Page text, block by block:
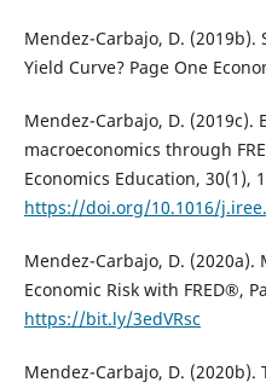
Mendez-Carbajo, D.
Yield Curve? Page One
Mendez-Carbajo, D.
macroeconomics through
Economics Education, 30(1),
https://doi.org/10.1016/
Mendez-Carbajo, D.
Economic Risk with FRED®,
https://bit.ly/3edVRsc
Mendez-Carbajo, D.